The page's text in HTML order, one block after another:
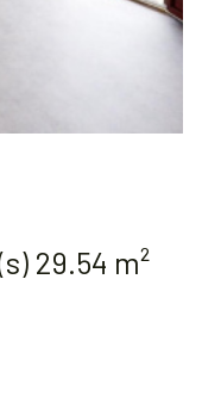
Appartement 1 pièce(s) 29.54 m²